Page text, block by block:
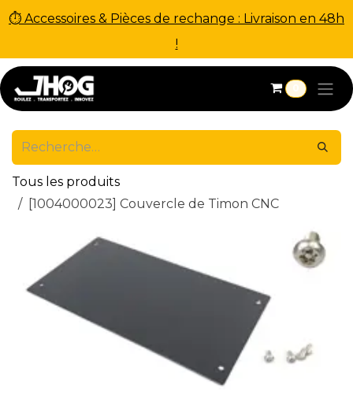
⏱ Accessoires & Pièces de rechange : Livraison en 48h
!
Se rendre au contenu
0
Tous les produits
[1004000023] Couvercle de Timon CNC